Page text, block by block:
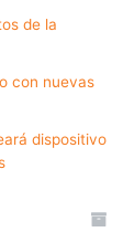
de la
con nuevas
dispositivo